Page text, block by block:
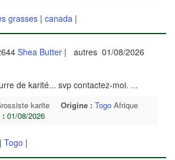
grasses | canada |
Shea Butter| autres 01/08/2026
de karité... svp contactez-moi. ...
karite Origine : Togo Afrique
: 01/08/2026
| Togo |